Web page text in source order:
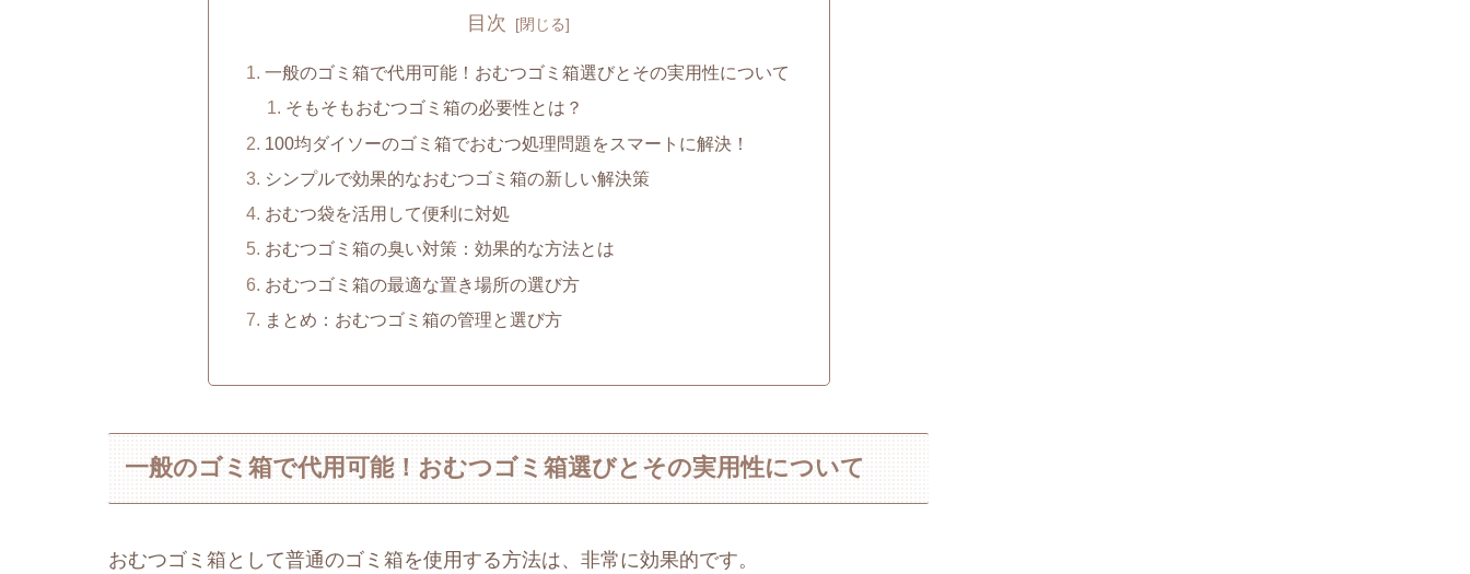
目次
一般のゴミ箱で代用可能！おむつゴミ箱選びとその実用性について
そもそもおむつゴミ箱の必要性とは？
100均ダイソーのゴミ箱でおむつ処理問題をスマートに解決！
シンプルで効果的なおむつゴミ箱の新しい解決策
おむつ袋を活用して便利に対処
おむつゴミ箱の臭い対策：効果的な方法とは
おむつゴミ箱の最適な置き場所の選び方
まとめ：おむつゴミ箱の管理と選び方
一般のゴミ箱で代用可能！おむつゴミ箱選びとその実用性について
おむつゴミ箱として普通のゴミ箱を使用する方法は、非常に効果的です。